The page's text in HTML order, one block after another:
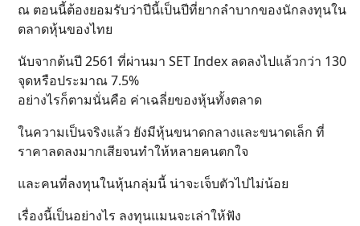
ณ ตอนนี้ต้องยอมรับว่าปีนี้เป็นปีที่ยากลำบากของนักลงทุนใน
ตลาดหุ้นของไทย
นับจากต้นปี 2561 ที่ผ่านมา SET Index ลดลงไปแล้วกว่า 130
จุดหรือประมาณ 7.5%
อย่างไรก็ตามนั่นคือ ค่าเฉลี่ยของหุ้นทั้งตลาด
ในความเป็นจริงแล้ว ยังมีหุ้นขนาดกลางและขนาดเล็ก ที่
ราคาลดลงมากเสียจนทำให้หลายคนตกใจ
และคนที่ลงทุนในหุ้นกลุ่มนี้ น่าจะเจ็บตัวไปไม่น้อย
เรื่องนี้เป็นอย่างไร ลงทุนแมนจะเล่าให้ฟัง